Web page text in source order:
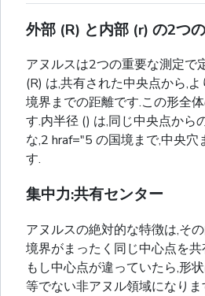
外部 (R) と内部 (r) の2つ
アヌルスは2つの重要な測定で
(R) は,共有された中央点から,
境界までの距離です.この形全
す.内半径 () は,同じ中央点から
な,2 hraf="5 の国境まで,中央穴
す.
集中力:共有センター
アヌルスの絶対的な特徴は,そ
境界がまったく同じ中心点を
もし中心点が違っていたら,形
等でない非アヌル領域になりま